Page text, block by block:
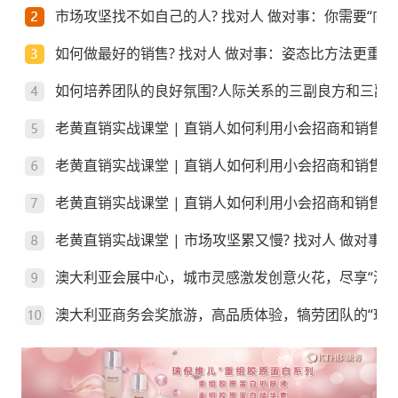
市场攻坚找不如自己的人? 找对人 做对事：你需要“向
如何做最好的销售? 找对人 做对事：姿态比方法更重要!
如何培养团队的良好氛围?人际关系的三副良方和三副
老黄直销实战课堂 | 直销人如何利用小会招商和销售
老黄直销实战课堂 | 直销人如何利用小会招商和销售
老黄直销实战课堂 | 直销人如何利用小会招商和销售
老黄直销实战课堂 | 市场攻坚累又慢? 找对人 做对事
澳大利亚会展中心，城市灵感激发创意火花，尽享“澳”
澳大利亚商务会奖旅游，高品质体验，犒劳团队的“玩”